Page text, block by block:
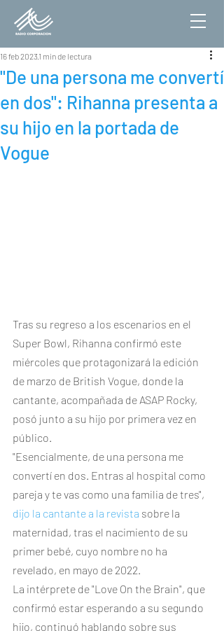
"De una persona me convertí
en dos": Rihanna presenta a
su hijo en la portada de
Vogue
16 feb 2023 1 min de lectura
Tras su regreso a los escenarios en el
Super Bowl, Rihanna confirmó este
miércoles que protagonizará la edición
de marzo de British Vogue, donde la
cantante, acompañada de ASAP Rocky,
posó junto a su hijo por primera vez en
público.
"Esencialmente, de una persona me
convertí en dos. Entras al hospital como
pareja y te vas como una familia de tres",
dijo la cantante a la revista sobre la
maternidad, tras el nacimiento de su
primer bebé, cuyo nombre no ha
revelado, en mayo de 2022.
La intérprete de "Love On the Brain", que
confirmó estar esperando a su segundo
hijo, continuó hablando sobre sus